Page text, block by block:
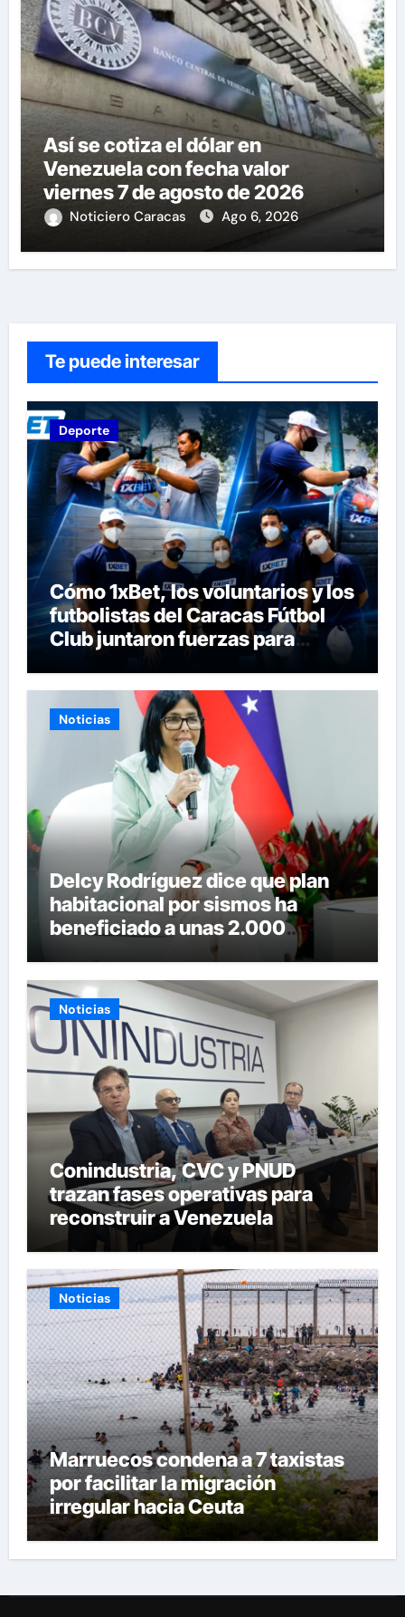
Así se cotiza el dólar en
Venezuela con fecha valor
viernes 7 de agosto de 2026
Noticiero Caracas Ago 6, 2026
Te puede interesar
Deporte
Cómo 1xBet, los voluntarios y los
futbolistas del Caracas Fútbol
Club juntaron fuerzas para
Venezuela
Noticias
Delcy Rodríguez dice que plan
habitacional por sismos ha
beneficiado a unas 2.000
personas en una semana
Noticias
Conindustria, CVC y PNUD
trazan fases operativas para
reconstruir a Venezuela
Noticias
Marruecos condena a 7 taxistas
por facilitar la migración
irregular hacia Ceuta